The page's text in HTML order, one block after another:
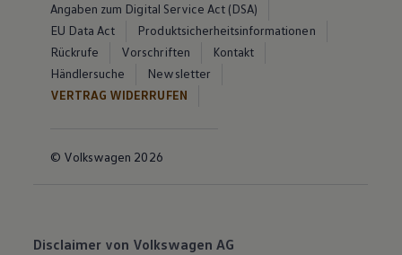
Angaben zum Digital Service Act (DSA)
EU Data Act
Produktsicherheitsinformationen
Rückrufe
Vorschriften
Kontakt
Händlersuche
Newsletter
VERTRAG WIDERRUFEN
© Volkswagen 2026
Disclaimer von Volkswagen AG